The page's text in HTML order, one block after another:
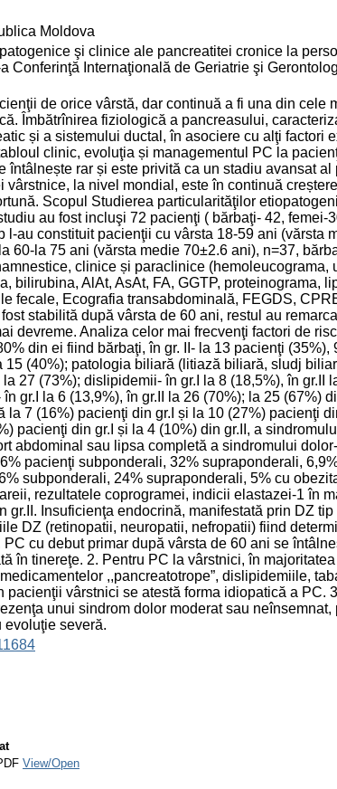
Moldova
şi clinice ale pancreatitei cronice la
Conferinţă Internaţională de Geriatrie şi
de orice vârstă, dar continuă a fi una din cele
Îmbătrînirea fiziologică a pancreasului,
și a sistemului ductal, în asociere cu alţi factori
clinic, evoluţia și managementul PC la
întâlnește rar și este privită ca un stadiu avansat al
la nivel mondial, este în continuă
Scopul Studierea particularităţilor
au fost incluşi 72 pacienţi ( bărbaţi- 42, femei-
l-au constituit pacienţii cu vârsta 18-59 ani (vărsta
60-la 75 ani (vărsta medie 70±2.6 ani), n=37,
clinice și paraclinice (hemoleucograma,
bilirubina, AlAt, AsAt, FA, GGTP, proteinograma,
fecale, Ecografia transabdominală, FEGDS,
stabilită după vârsta de 60 ani, restul au
devreme. Analiza celor mai frecvenţi factori de
din ei fiind bărbaţi, în gr. II- la 13 pacienţi (35%),
(40%); patologia biliară (litiază biliară, sludj
27 (73%); dislipidemii- în gr.I la 8 (18,5%), în gr.II
gr.I la 6 (13,9%), în gr.II la 26 (70%); la 25 (67%)
7 (16%) pacienţi din gr.I și la 10 (27%) pacienţi
pacienţi din gr.I și la 4 (10%) din gr.II, a
abdominal sau lipsa completă a sindromului
pacienţi subponderali, 32% supraponderali,
subponderali, 24% supraponderali, 5% cu
rezultatele coprogramei, indicii elastazei-1 în
Insuficienţa endocrină, manifestată prin DZ tip
DZ (retinopatii, neuropatii, nefropatii) fiind
cu debut primar după vârsta de 60 ani se
în tinereţe. 2. Pentru PC la vârstnici, în
,,pancreatotrope”, dislipidemiile,
vârstnici se atestă forma idiopatică a PC.
unui sindrom dolor moderat sau neînsemnat,
evoluţie severă.
View/Open